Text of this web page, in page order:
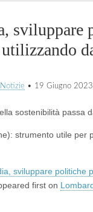
sviluppare
• 19 Giugno 2023
sostenibilità passa
strumento utile per
sviluppare politiche
first on